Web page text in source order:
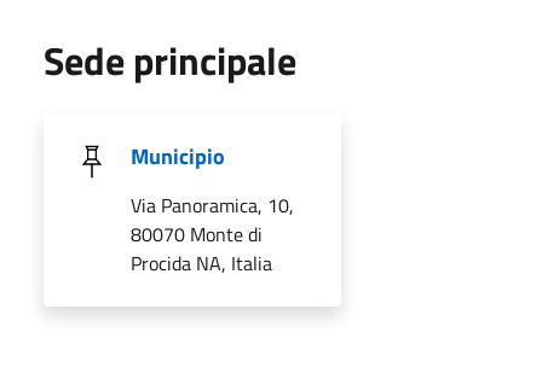
Sede principale
Municipio
Via Panoramica, 10,
80070 Monte di
Procida NA, Italia